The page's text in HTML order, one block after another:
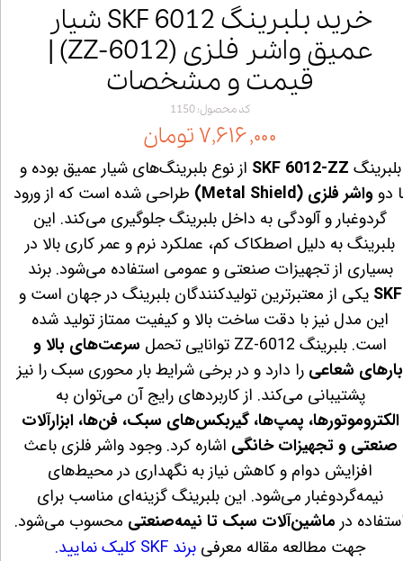
خرید بلبرینگ 6012 SKF شیار
عمیق واشر فلزی (6012‑ZZ) |
قیمت و مشخصات
کد محصول: 1150
۷,۶۱۶,۰۰۰ تومان
بلبرینگ SKF 6012‑ZZ از نوع بلبرینگ‌های شیار عمیق بوده و
دو واشر فلزی (Metal Shield)
طراحی شده است که از ورود
گردوغبار و آلودگی به داخل بلبرینگ جلوگیری می‌کند. این
بلبرینگ به دلیل اصطکاک کم، عملکرد نرم و عمر کاری بالا در
بسیاری از تجهیزات صنعتی و عمومی استفاده می‌شود. برند
SKF یکی از معتبرترین تولیدکنندگان بلبرینگ در جهان است و
این مدل نیز با دقت ساخت بالا و کیفیت ممتاز تولید شده
است. بلبرینگ 6012‑ZZ توانایی تحمل
سرعت‌های بالا و
بارهای شعاعی را دارد و در برخی شرایط بار محوری سبک را نیز
پشتیبانی می‌کند. از کاربردهای رایج آن می‌توان به
الکتروموتورها، پمپ‌ها، گیربکس‌های سبک، فن‌ها، ابزارآلات
صنعتی و تجهیزات خانگی اشاره کرد. وجود واشر فلزی باعث
افزایش دوام و کاهش نیاز به نگهداری در محیط‌های
نیمه‌گردوغبار می‌شود. این بلبرینگ گزینه‌ای مناسب برای
در ماشین‌آلات سبک تا نیمه‌صنعتی محسوب می‌شود.
جهت مطالعه مقاله معرفی برند SKF کلیک نمایید.